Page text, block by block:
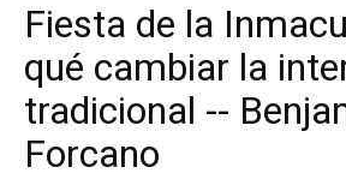
Fiesta de la
qué cambiar la
tradicional --
Forcano